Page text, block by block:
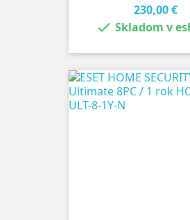
Cena
230,00 €
 Skladom v